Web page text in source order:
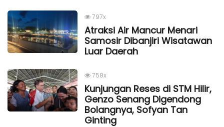
797x
Atraksi Air Mancur Menari
Samosir Dibanjiri Wisatawan
Luar Daerah
758x
Kunjungan Reses di STM Hilir,
Genzo Senang Digendong
Bolangnya, Sofyan Tan
Ginting